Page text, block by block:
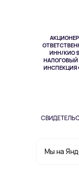
ИНН/КИО
НАЛОГОВЫЙ
ИНСПЕКЦИЯ
Мы на
Здоровье питомцев
Одежда и